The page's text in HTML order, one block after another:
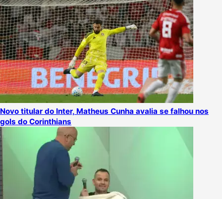
Novo titular do Inter, Matheus Cunha avalia se falhou nos
gols do Corinthians